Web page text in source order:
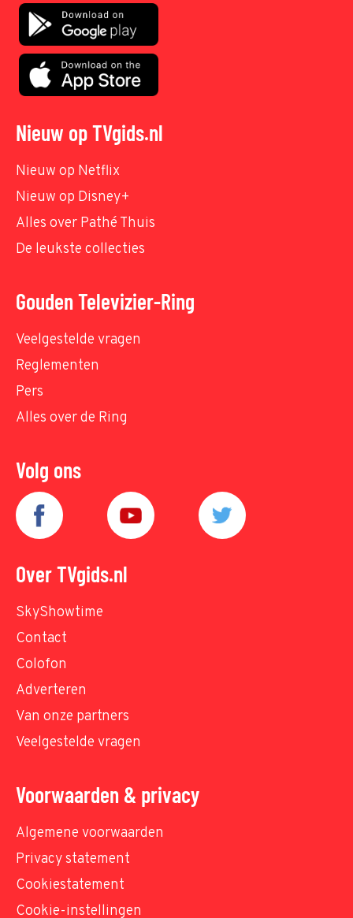
Nieuw op TVgids.nl
Nieuw op Netflix
Nieuw op Disney+
Alles over Pathé Thuis
De leukste collecties
Gouden Televizier-Ring
Veelgestelde vragen
Reglementen
Pers
Alles over de Ring
Volg ons
Over TVgids.nl
SkyShowtime
Contact
Colofon
Adverteren
Van onze partners
Veelgestelde vragen
Voorwaarden & privacy
Algemene voorwaarden
Privacy statement
Cookiestatement
Cookie-instellingen